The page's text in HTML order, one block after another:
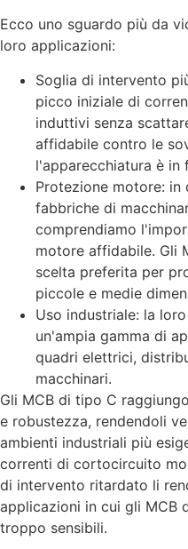
Ecco uno sguardo più da
loro applicazioni:
Soglia di intervento
picco iniziale di
induttivi senza
affidabile contro le
l'apparecchiatura è in
Protezione motore:
fabbriche di
comprendiamo
motore affidabile. Gli
scelta preferita per
piccole e medie
Uso industriale: la
un'ampia gamma di
quadri elettrici,
macchinari.
Gli MCB di tipo C
e robustezza, rendendoli
ambienti industriali più
correnti di cortocircuito
di intervento ritardato li
applicazioni in cui gli MCB
troppo sensibili.